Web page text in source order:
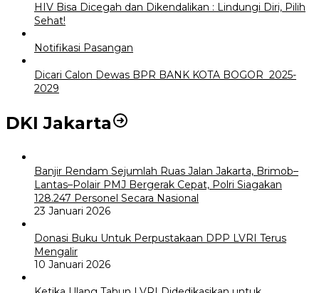
HIV Bisa Dicegah dan Dikendalikan : Lindungi Diri, Pilih
Sehat!
Notifikasi Pasangan
Dicari Calon Dewas BPR BANK KOTA BOGOR 2025-
2029
DKI Jakarta
Banjir Rendam Sejumlah Ruas Jalan Jakarta, Brimob–
Lantas–Polair PMJ Bergerak Cepat, Polri Siagakan
128.247 Personel Secara Nasional
23 Januari 2026
Donasi Buku Untuk Perpustakaan DPP LVRI Terus
Mengalir
10 Januari 2026